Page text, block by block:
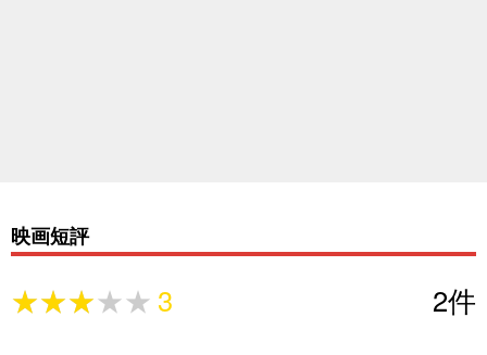
映画短評
★★★★★
★★★★★ 3 2件